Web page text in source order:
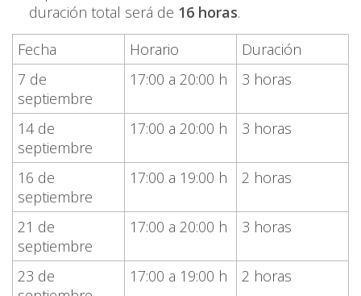
duración total será de 16 horas.
Fecha
Horario
Duración
7 de
septiembre
17:00 a 20:00 h 3 horas
14 de
septiembre
17:00 a 20:00 h 3 horas
16 de
septiembre
17:00 a 19:00 h 2 horas
21 de
septiembre
17:00 a 20:00 h 3 horas
23 de
17:00 a 19:00 h 2 horas